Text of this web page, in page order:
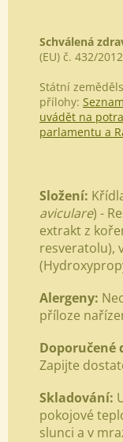
Schválená
(EU) č. 432/2012
Státní
přílohy:
uvádět na
parlamentu a
Složení:
aviculare) -
extrakt z
resveratolu),
Alergeny:
příloze
Doporučené
Zapijte
Skladování:
pokojové
slunci a v